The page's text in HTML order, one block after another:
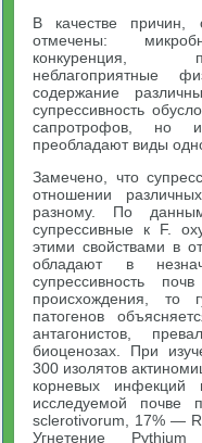
В качестве причин,
отмечены:
конкуренция,
неблагоприятные
содержание
супрессивность
сапротрофов, но
преобладают виды
Замечено, что
отношении
разному. По
супрессивные к F.
этими свойствами в
обладают в
супрессивность
происхождения, то
патогенов
антагонистов,
биоценозах. При
300 изолятов
корневых инфекций
исследуемой почве
sclerotivorum, 17% —
Угнетение